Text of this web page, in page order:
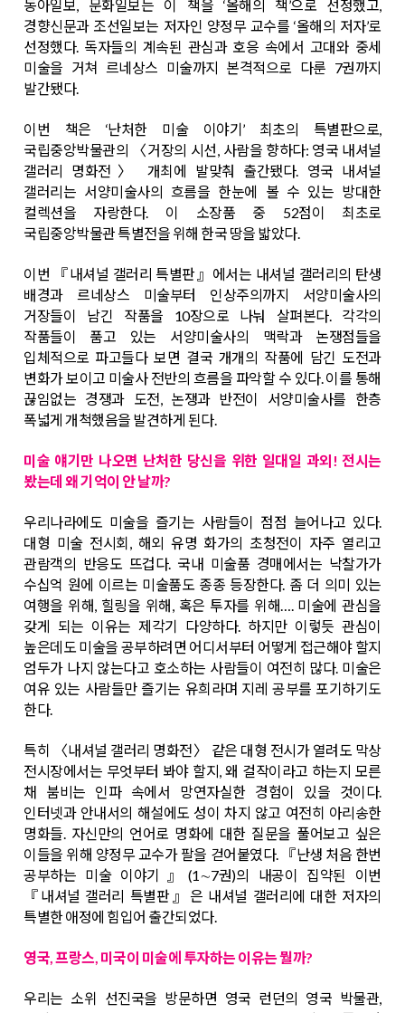
동아일보, 문화일보는 이 책을 ‘올해의 책’으로 선정했고,
경향신문과 조선일보는 저자인 양정무 교수를 ‘올해의 저자’로
선정했다. 독자들의 계속된 관심과 호응 속에서 고대와 중세
미술을 거쳐 르네상스 미술까지 본격적으로 다룬 7권까지
발간됐다.
이번 책은 ‘난처한 미술 이야기’ 최초의 특별판으로,
국립중앙박물관의 〈거장의 시선, 사람을 향하다: 영국 내셔널
갤러리 명화전〉 개최에 발맞춰 출간됐다. 영국 내셔널
갤러리는 서양미술사의 흐름을 한눈에 볼 수 있는 방대한
컬렉션을 자랑한다. 이 소장품 중 52점이 최초로
국립중앙박물관 특별전을 위해 한국 땅을 밟았다.
이번 『내셔널 갤러리 특별판』에서는 내셔널 갤러리의 탄생
배경과 르네상스 미술부터 인상주의까지 서양미술사의
거장들이 남긴 작품을 10장으로 나눠 살펴본다. 각각의
작품들이 품고 있는 서양미술사의 맥락과 논쟁점들을
입체적으로 파고들다 보면 결국 개개의 작품에 담긴 도전과
변화가 보이고 미술사 전반의 흐름을 파악할 수 있다. 이를 통해
끊임없는 경쟁과 도전, 논쟁과 반전이 서양미술사를 한층
폭넓게 개척했음을 발견하게 된다.
미술 얘기만 나오면 난처한 당신을 위한 일대일 과외!전시는
봤는데 왜 기억이 안 날까?
우리나라에도 미술을 즐기는 사람들이 점점 늘어나고 있다.
대형 미술 전시회, 해외 유명 화가의 초청전이 자주 열리고
관람객의 반응도 뜨겁다. 국내 미술품 경매에서는 낙찰가가
수십억 원에 이르는 미술품도 종종 등장한다. 좀 더 의미 있는
여행을 위해, 힐링을 위해, 혹은 투자를 위해…. 미술에 관심을
갖게 되는 이유는 제각기 다양하다. 하지만 이렇듯 관심이
높은데도 미술을 공부하려면 어디서부터 어떻게 접근해야 할지
엄두가 나지 않는다고 호소하는 사람들이 여전히 많다. 미술은
여유 있는 사람들만 즐기는 유희라며 지레 공부를 포기하기도
한다.
특히 〈내셔널 갤러리 명화전〉 같은 대형 전시가 열려도 막상
전시장에서는 무엇부터 봐야 할지, 왜 걸작이라고 하는지 모른
채 붐비는 인파 속에서 망연자실한 경험이 있을 것이다.
인터넷과 안내서의 해설에도 성이 차지 않고 여전히 아리송한
명화들. 자신만의 언어로 명화에 대한 질문을 풀어보고 싶은
이들을 위해 양정무 교수가 팔을 걷어붙였다. 『난생 처음 한번
공부하는 미술 이야기』(1∼7권)의 내공이 집약된 이번
『내셔널 갤러리 특별판』은 내셔널 갤러리에 대한 저자의
특별한 애정에 힘입어 출간되었다.
영국, 프랑스, 미국이 미술에 투자하는 이유는 뭘까?
우리는 소위 선진국을 방문하면 영국 런던의 영국 박물관,